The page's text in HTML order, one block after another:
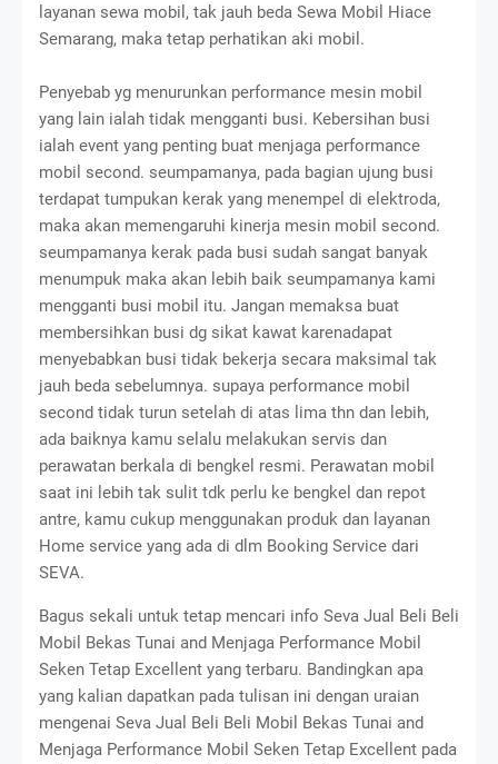
layanan sewa mobil, tak jauh beda Sewa Mobil Hiace
Semarang, maka tetap perhatikan aki mobil.
Penyebab yg menurunkan performance mesin mobil
yang lain ialah tidak mengganti busi. Kebersihan busi
ialah event yang penting buat menjaga performance
mobil second. seumpamanya, pada bagian ujung busi
terdapat tumpukan kerak yang menempel di elektroda,
maka akan memengaruhi kinerja mesin mobil second.
seumpamanya kerak pada busi sudah sangat banyak
menumpuk maka akan lebih baik seumpamanya kami
mengganti busi mobil itu. Jangan memaksa buat
membersihkan busi dg sikat kawat karenadapat
menyebabkan busi tidak bekerja secara maksimal tak
jauh beda sebelumnya. supaya performance mobil
second tidak turun setelah di atas lima thn dan lebih,
ada baiknya kamu selalu melakukan servis dan
perawatan berkala di bengkel resmi. Perawatan mobil
saat ini lebih tak sulit tdk perlu ke bengkel dan repot
antre, kamu cukup menggunakan produk dan layanan
Home service yang ada di dlm Booking Service dari
SEVA.
Bagus sekali untuk tetap mencari info Seva Jual Beli Beli
Mobil Bekas Tunai and Menjaga Performance Mobil
Seken Tetap Excellent yang terbaru. Bandingkan apa
yang kalian dapatkan pada tulisan ini dengan uraian
mengenai Seva Jual Beli Beli Mobil Bekas Tunai and
Menjaga Performance Mobil Seken Tetap Excellent pada